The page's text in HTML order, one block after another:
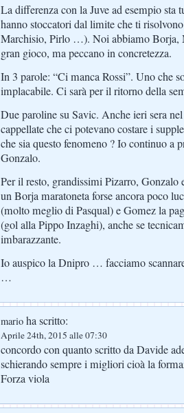
La differenza con la Juve ad esempio sta
hanno stoccatori dal limite che ti
Marchisio, Pirlo …). Noi abbiamo Borja,
gran gioco, ma peccano in concretezza.
In 3 parole: “Ci manca Rossi”. Uno che
implacabile. Ci sarà per il ritorno della
Due paroline su Savic. Anche ieri sera
cappellate che ci potevano costare i
che sia questo fenomeno ? Io continuo a
Gonzalo.
Per il resto, grandissimi Pizarro, Gonzalo
un Borja maratoneta forse ancora poco
(molto meglio di Pasqual) e Gomez la
(gol alla Pippo Inzaghi), anche se
imbarazzante.
Io auspico la Dnipro … facciamo
…
mario ha scritto:
Aprile 24th, 2015 alle 07:30
concordo con quanto scritto da Davide
schierando sempre i migliori cioà la
Forza viola